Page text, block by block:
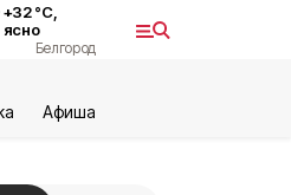
+32°С,
ясно
Белгород
Aфиша